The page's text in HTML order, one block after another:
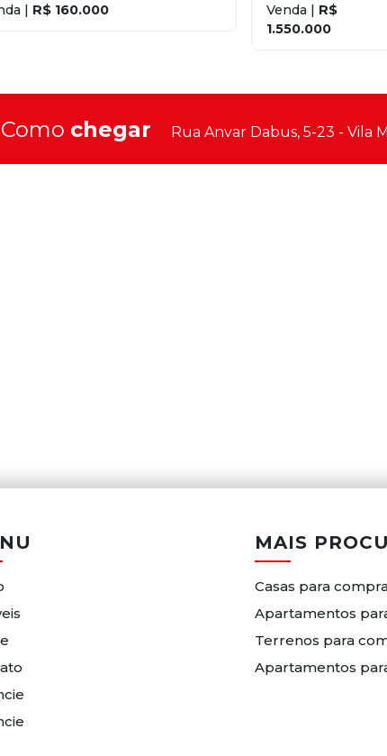
| R$ 160.000 Venda | R$
1.550.000
Como chegar Rua Anvar Dabus, 5-23 - Vila
MAIS
Casas para
Apartamentos
Terrenos para
Apartamentos